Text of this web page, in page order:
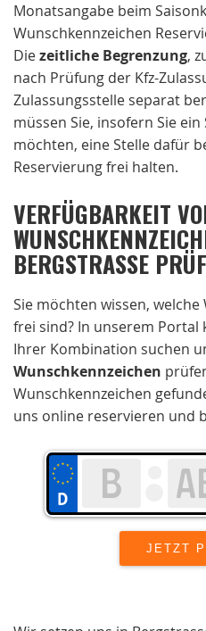
Monatsangabe beim
Wunschkennzeichen
Diezeitliche Begrenzung,
nach Prüfung der Kfz-
Zulassungsstelle separat
müssen Sie, insofern Sie
möchten, eine Stelle dafür
Reservierung frei halten.
VERFÜGBARKEIT
BERGSTRASSE
Sie möchten wissen,
frei sind? In unserem Portal
Ihrer Kombination suchen
Wunschkennzeichen
Wunschkennzeichen
uns online reservieren und